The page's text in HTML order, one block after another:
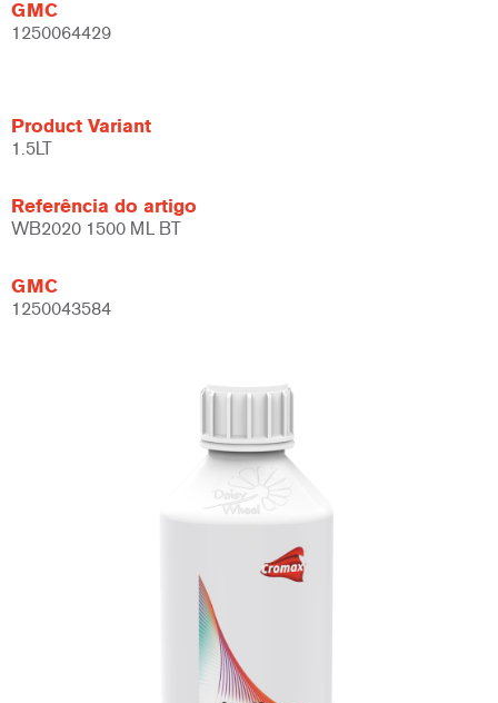
GMC
1250064429
Product Variant
1.5LT
Referência do artigo
WB2020 1500 ML BT
GMC
1250043584